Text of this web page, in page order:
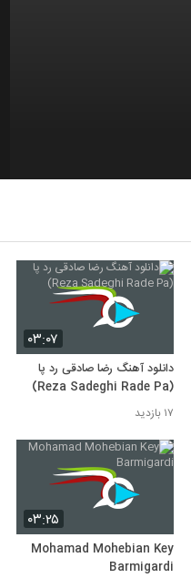
۰۳:۰۷
دانلود آهنگ رضا صادقی رد پا
(Reza Sadeghi Rade Pa)
۱۷ بازدید
۰۳:۲۵
Mohamad Mohebian Key
Barmigardi